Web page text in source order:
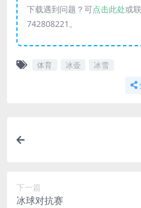
下载遇到问题？可点击此处或
742808221。
体育 冰壶 冰雪
下一篇
冰球对抗赛